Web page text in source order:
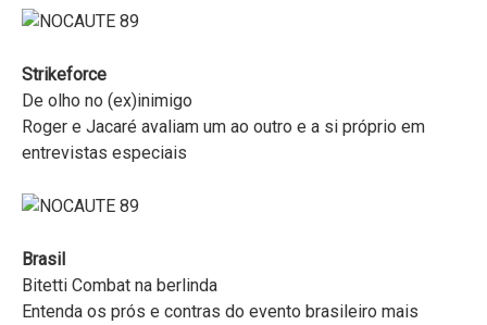
Strikeforce
De olho no (ex)inimigo
Roger e Jacaré avaliam um ao outro e a si próprio em
entrevistas especiais
Brasil
Bitetti Combat na berlinda
Entenda os prós e contras do evento brasileiro mais